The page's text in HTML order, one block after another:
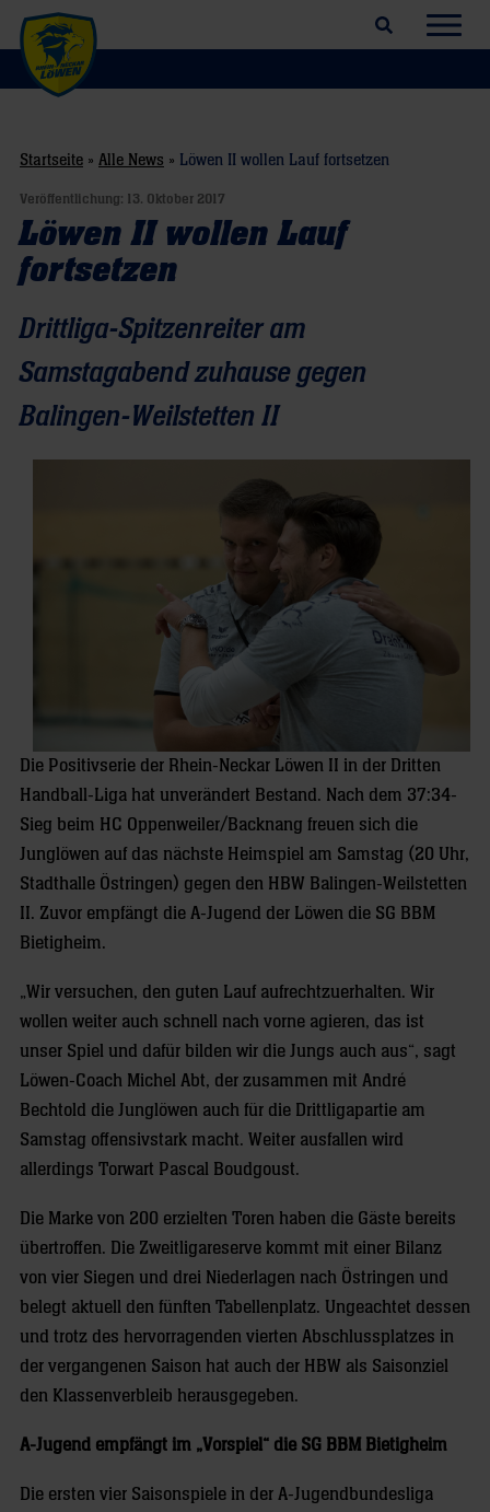
Suchfeld öffnen
Startseite » Alle News » Löwen II wollen Lauf fortsetzen
Veröffentlichung: 13. Oktober 2017
Löwen II wollen Lauf
fortsetzen
Drittliga-Spitzenreiter am
Samstagabend zuhause gegen
Balingen-Weilstetten II
Die Positivserie der Rhein-Neckar Löwen II in der Dritten
Handball-Liga hat unverändert Bestand. Nach dem 37:34-
Sieg beim HC Oppenweiler/Backnang freuen sich die
Junglöwen auf das nächste Heimspiel am Samstag (20 Uhr,
Stadthalle Östringen) gegen den HBW Balingen-Weilstetten
II. Zuvor empfängt die A-Jugend der Löwen die SG BBM
Bietigheim.
„Wir versuchen, den guten Lauf aufrechtzuerhalten. Wir
wollen weiter auch schnell nach vorne agieren, das ist
unser Spiel und dafür bilden wir die Jungs auch aus“, sagt
Löwen-Coach Michel Abt, der zusammen mit André
Bechtold die Junglöwen auch für die Drittligapartie am
Samstag offensivstark macht. Weiter ausfallen wird
allerdings Torwart Pascal Boudgoust.
Die Marke von 200 erzielten Toren haben die Gäste bereits
übertroffen. Die Zweitligareserve kommt mit einer Bilanz
von vier Siegen und drei Niederlagen nach Östringen und
belegt aktuell den fünften Tabellenplatz. Ungeachtet dessen
und trotz des hervorragenden vierten Abschlussplatzes in
der vergangenen Saison hat auch der HBW als Saisonziel
den Klassenverbleib herausgegeben.
A-Jugend empfängt im „Vorspiel“ die SG BBM Bietigheim
Die ersten vier Saisonspiele in der A-Jugendbundesliga